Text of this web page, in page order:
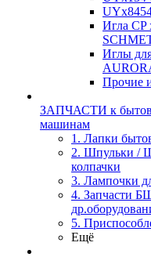
Игла CP
Иглы
Прочие
ЗАПЧАСТИ к
машинам
1. Лапки
2. Шпульки /
колпачки
3. Лампочки
4. Запчасти
5.
Ещё